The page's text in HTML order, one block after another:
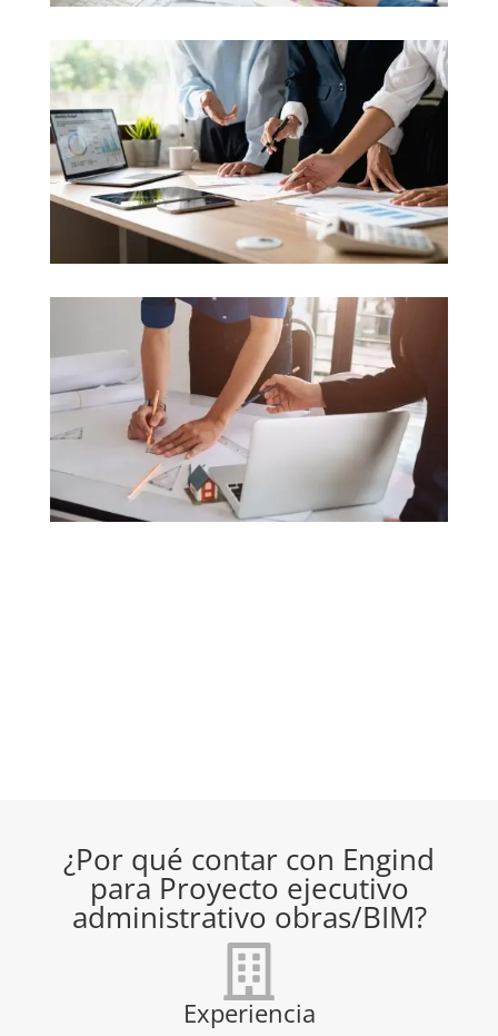
¿Por qué contar con Engind
para Proyecto ejecutivo
administrativo obras/BIM?
Experiencia